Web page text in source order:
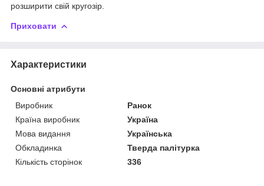
розширити свій кругозір.
Приховати
Характеристики
Основні атрибути
Виробник
Ранок
Країна виробник
Україна
Мова видання
Українська
Обкладинка
Тверда палітурка
Кількість сторінок
336